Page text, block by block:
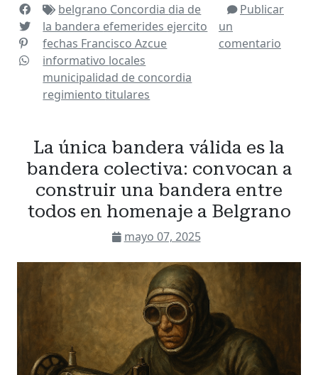
belgrano Concordia dia de
la bandera efemerides ejercito
fechas Francisco Azcue
informativo locales
municipalidad de concordia
regimientotitulares
Publicar
un
comentario
La única bandera válida es la
bandera colectiva: convocan a
construir una bandera entre
todos en homenaje a Belgrano
mayo 07, 2025